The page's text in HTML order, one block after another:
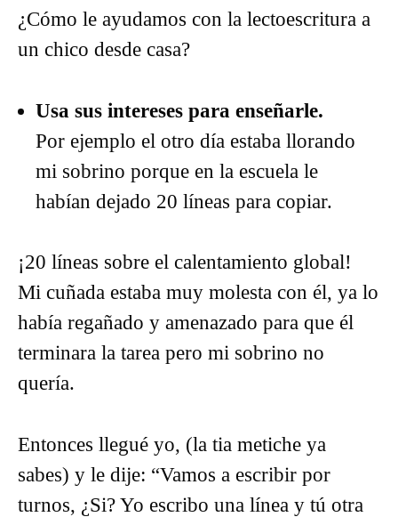
¿Cómo le ayudamos con la lectoescritura a
un chico desde casa?
Usa sus intereses para enseñarle.
Por ejemplo el otro día estaba llorando
mi sobrino porque en la escuela le
habían dejado 20 líneas para copiar.
¡20 líneas sobre el calentamiento global!
Mi cuñada estaba muy molesta con él, ya lo
había regañado y amenazado para que él
terminara la tarea pero mi sobrino no
quería.
Entonces llegué yo, (la tia metiche ya
sabes) y le dije: “Vamos a escribir por
turnos, ¿Si? Yo escribo una línea y tú otra